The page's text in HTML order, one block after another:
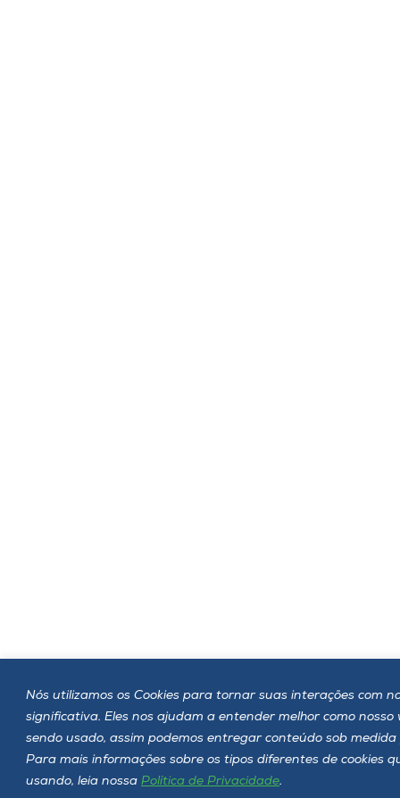
Nós utilizamos os Cookies para tornar suas interações com
significativa. Eles nos ajudam a entender melhor como nosso
sendo usado, assim podemos entregar conteúdo sob medida
Para mais informações sobre os tipos diferentes de cookies
usando, leia nossa Política de Privacidade.